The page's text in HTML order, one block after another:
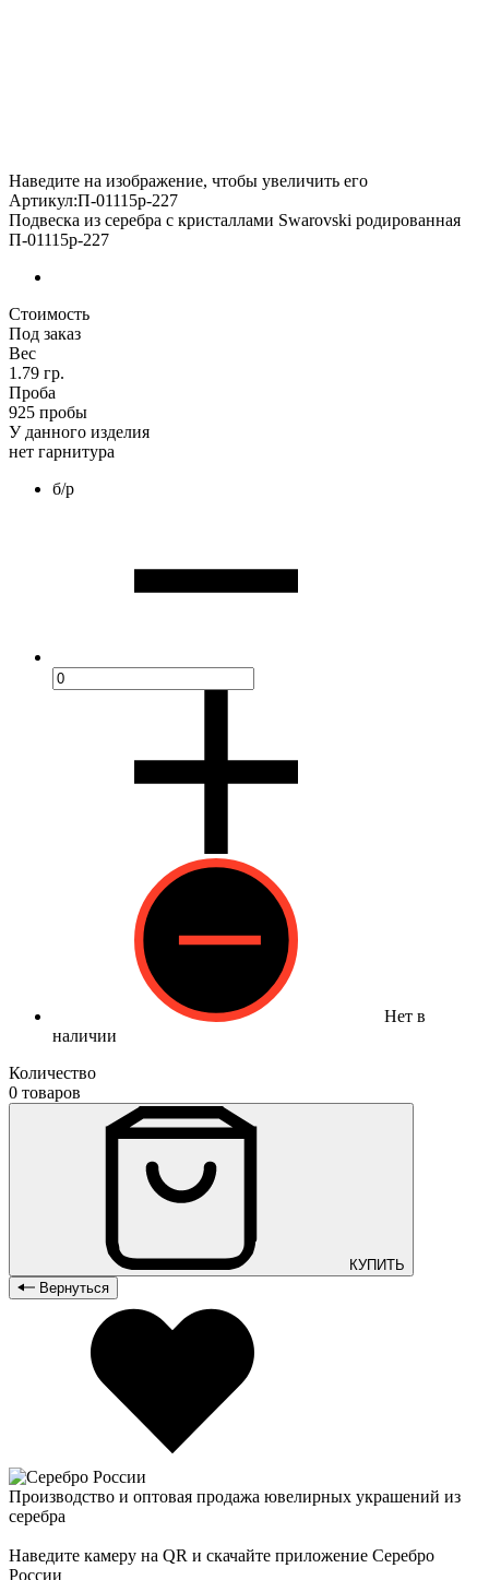
Наведите на изображение, чтобы увеличить его
Артикул:П-01115р-227
Подвеска из серебра с кристаллами Swarovski родированная
П-01115р-227
Стоимость
Под заказ
Вес
1.79 гр.
Проба
925 пробы
У данного изделия
нет гарнитура
б/р
Нет в
наличии
Количество
0 товаров
КУПИТЬ
Вернуться
Производство и оптовая продажа ювелирных украшений из
серебра
Наведите камеру на QR и скачайте приложение Серебро
России